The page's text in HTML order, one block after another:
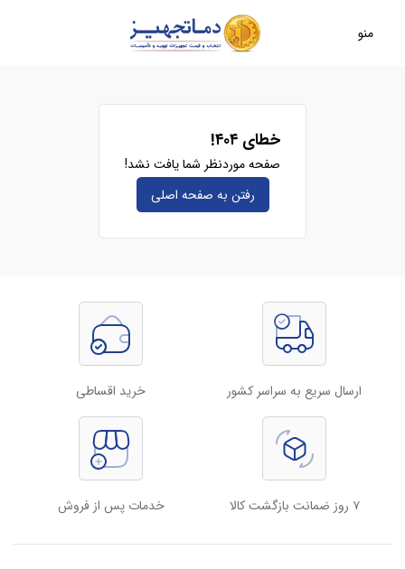
منو
خطای ۴۰۴!
صفحه موردنظر شما یافت نشد!
رفتن به صفحه‌ اصلی
ارسال سریع به سراسر کشور خرید اقساطی
۷ روز ضمانت بازگشت کالا خدمات پس از فروش